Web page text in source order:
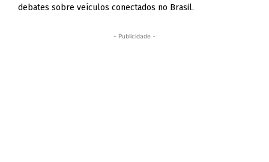
debates sobre veículos conectados no Brasil.
- Publicidade -